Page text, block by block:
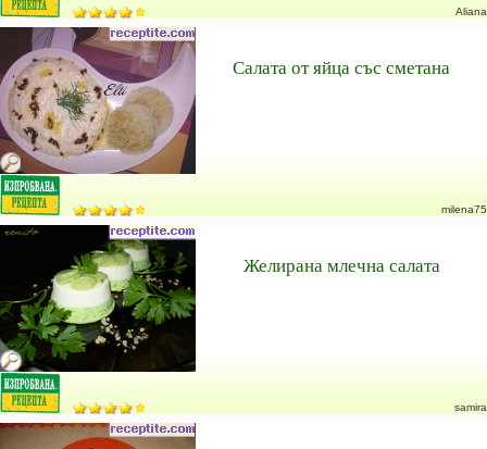
Aliana
Салата от яйца със сметана
milena75
Желирана млечна салата
samira